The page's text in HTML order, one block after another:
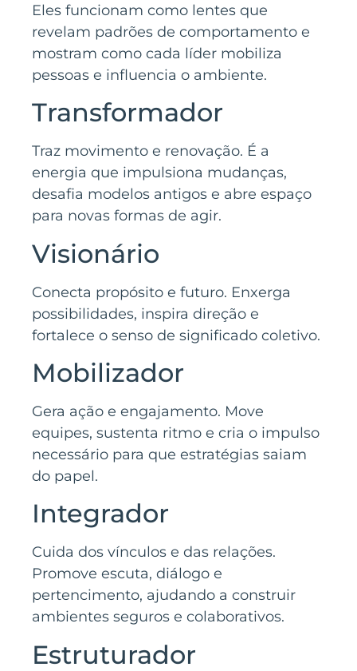
Eles funcionam como lentes que
revelam padrões de comportamento e
mostram como cada líder mobiliza
pessoas e influencia o ambiente.
Transformador
Traz movimento e renovação. É a
energia que impulsiona mudanças,
desafia modelos antigos e abre espaço
para novas formas de agir.
Visionário
Conecta propósito e futuro. Enxerga
possibilidades, inspira direção e
fortalece o senso de significado coletivo.
Mobilizador
Gera ação e engajamento. Move
equipes, sustenta ritmo e cria o impulso
necessário para que estratégias saiam
do papel.
Integrador
Cuida dos vínculos e das relações.
Promove escuta, diálogo e
pertencimento, ajudando a construir
ambientes seguros e colaborativos.
Estruturador